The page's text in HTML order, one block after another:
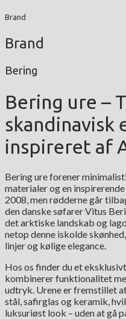
Brand
Brand
Bering
Bering ure –
skandinavisk
inspireret af
Bering ure forener
materialer og en
2008, men rødderne går
den danske søfarer Vitus
det arktiske landskab og
netop denne iskolde
linjer og kølige elegance.
Hos os finder du et
kombinerer funktionalitet
udtryk. Urene er fremstillet
stål, safirglas og keramik,
luksuriøst look – uden at gå